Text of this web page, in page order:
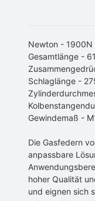
Newton - 1900N
Gesamtlänge -
Schlaglänge -
Gewindemaß -
Die Gasfedern
anpassbare
hoher Qualität
und eignen sich